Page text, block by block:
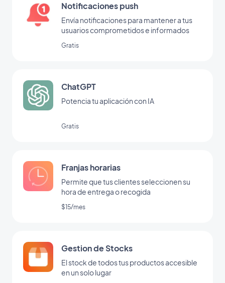
Notificaciones push
Envía notificaciones para mantener a tus
usuarios comprometidos e informados
Gratis
ChatGPT
Potencia tu aplicación con IA
Gratis
Franjas horarias
Permite que tus clientes seleccionen su
hora de entrega o recogida
$15/mes
Gestion de Stocks
El stock de todos tus productos accesible
en un solo lugar